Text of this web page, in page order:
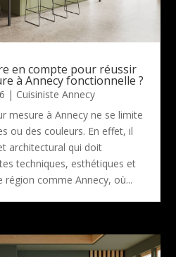
en compte pour réussir
à Annecy fonctionnelle ?
| Cuisiniste Annecy
mesure à Annecy ne se limite
ou des couleurs. En effet, il
architectural qui doit
techniques, esthétiques et
région comme Annecy, où...